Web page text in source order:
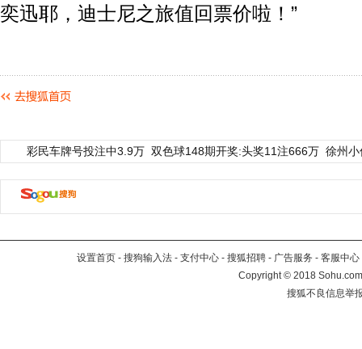
奕迅耶，迪士尼之旅值回票价啦！”
彩民车牌号投注中3.9万 双色球148期开奖:头奖11注666万 徐州
设置首页 - 搜狗输入法 - 支付中心 - 搜狐招聘 - 广告服务 - 客服中心
Copyright©2018
搜狐不良信息举